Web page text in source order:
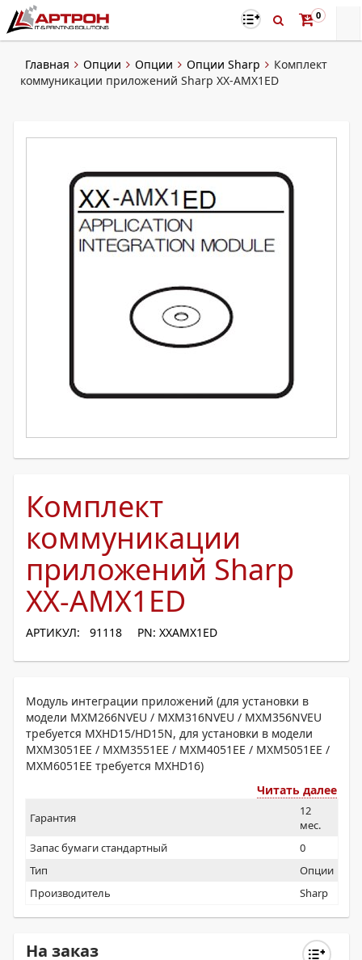
0
Главная Опции Опции Опции Sharp
Комплект
коммуникации приложений Sharp XX-AMX1ED
Комплект
коммуникации
приложений Sharp
XX-AMX1ED
АРТИКУЛ: 91118 PN: XXAMX1ED
Модуль интеграции приложений (для установки в
модели MXM266NVEU / MXM316NVEU / MXM356NVEU
требуется MXHD15/HD15N, для установки в модели
MXM3051EE / MXM3551EE / MXM4051EE / MXM5051EE /
MXM6051EE требуется MXHD16)
Читать далее
Гарантия
12
мес.
Запас бумаги стандартный
0
Тип
Опции
Производитель
Sharp
На заказ